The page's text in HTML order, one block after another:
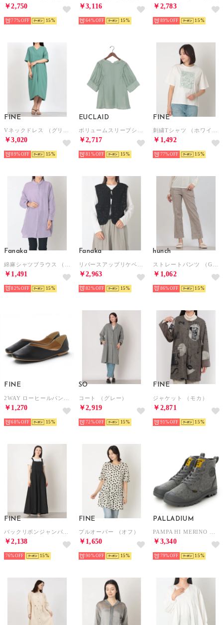
￥2,750
77% 15
￥3,116
64% 15
￥2,783
89% 15
FINE
￥3,020
89% 15
EUCLAID
￥2,717
81% 15
FINE
￥1,492
77% 15
Fanaka
￥1,491
82% 15
Fanaka
￥2,963
82% 15
hunch
￥1,062
86% 15
FINE
￥1,270
68% 15
SO
コート （グレー）
￥2,919
72% 15
FINE
ジャケット （モカ）
￥2,871
91% 15
FINE
￥2,138
76% 15
FINE
プルオーバー （オフ）
￥1,650
90% 15
PALLADIUM
￥3,340
79% 15